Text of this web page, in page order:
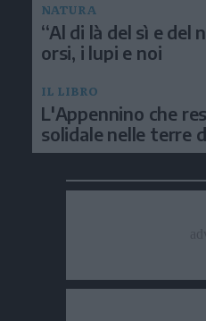
NATURA
“Al di là del sì e del
orsi, i lupi e noi
IL LIBRO
L'Appennino che
solidale nelle terre